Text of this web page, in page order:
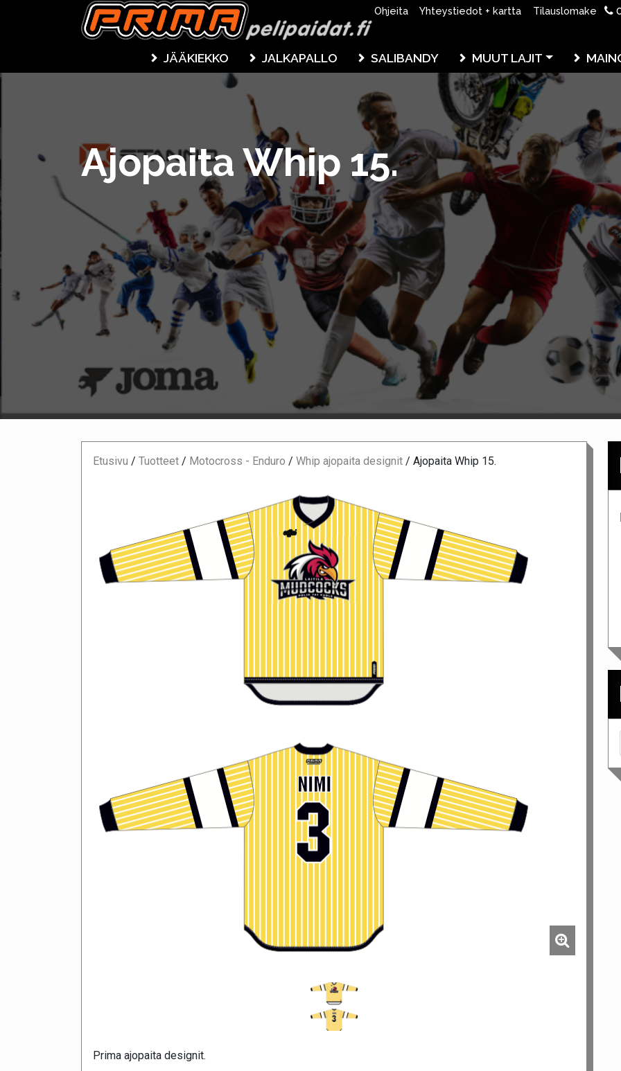
Ohjeita Yhteystiedot + kartta Tilauslomake
JÄÄKIEKKO JALKAPALLO SALIBANDY MUUT LAJIT
Ajopaita Whip 15.
Etusivu / Tuotteet / Motocross - Enduro / Whip ajopaita designit / Ajopaita Whip 15.
Prima ajopaita designit.